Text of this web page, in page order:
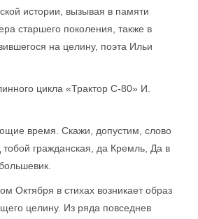
истории, вызывая в памяти
старшего поколения, также в
на целину, поэта Ильи
цикла «Трактор С-80» И.
время. Скажи, допустим, слово
гражданская, да Кремль, Да в
Октября в стихах возникает образ
целину. Из ряда повседнев